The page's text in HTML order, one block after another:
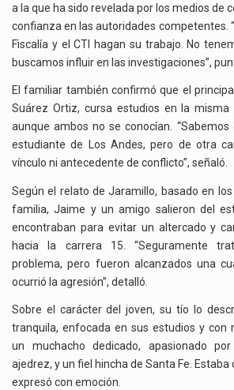
a la que ha sido revelada por los medios de
confianza en las autoridades competentes.
Fiscalía y el CTI hagan su trabajo. No
buscamos influir en las investigaciones”,
El familiar también confirmó que el
Suárez Ortiz, cursa estudios en la misma
aunque ambos no se conocían.
estudiante de Los Andes, pero de otra
vínculo ni antecedente de conflicto”, señaló.
Según el relato de Jaramillo, basado en
familia, Jaime y un amigo salieron del
encontraban para evitar un altercado y
hacia la carrera 15. “Seguramente
problema, pero fueron alcanzados una
ocurrió la agresión”, detalló.
Sobre el carácter del joven, su tío lo
tranquila, enfocada en sus estudios y con
un muchacho dedicado, apasionado
ajedrez, y un fiel hincha de Santa Fe.
expresó con emoción.